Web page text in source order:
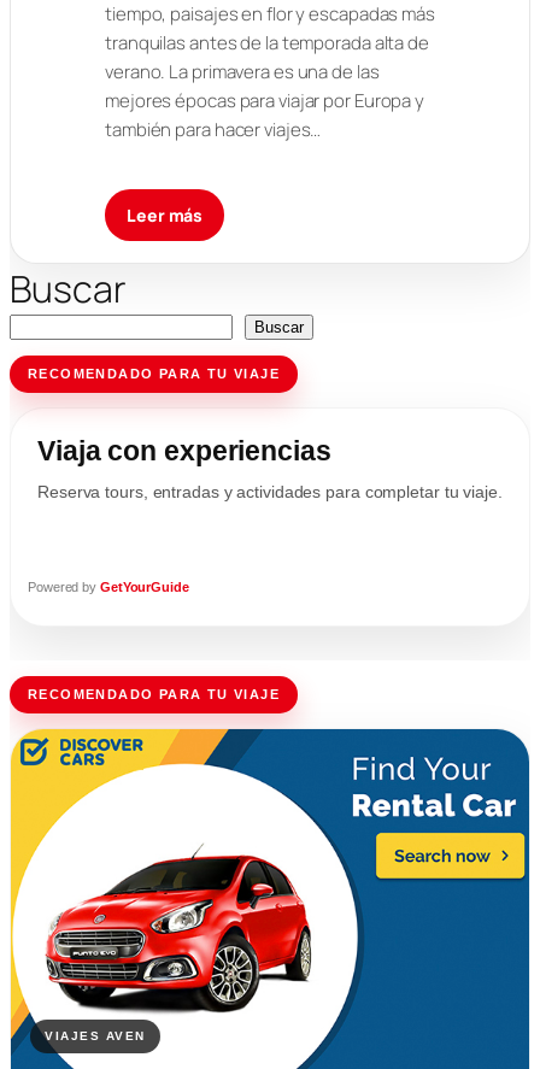
tiempo, paisajes en flor y escapadas más
tranquilas antes de la temporada alta de
verano. La primavera es una de las
mejores épocas para viajar por Europa y
también para hacer viajes…
Leer más
Buscar
Buscar
RECOMENDADO PARA TU VIAJE
Viaja con experiencias
Reserva tours, entradas y actividades para completar tu viaje.
Powered by GetYourGuide
RECOMENDADO PARA TU VIAJE